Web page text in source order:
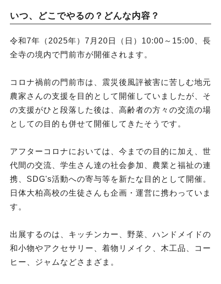
いつ、どこでやるの？どんな内容？
令和7年（2025年）7月20日（日）10:00～15:00、長
全寺の境内で門前市が開催されます。
コロナ禍前の門前市は、震災後風評被害に苦しむ地元
農家さんの支援を目的として開催していましたが、そ
の支援がひと段落した後は、高齢者の方々の交流の場
としての目的も併せて開催してきたそうです。
アフターコロナにおいては、今までの目的に加え、世
代間の交流、学生さん達の社会参加、農業と福祉の連
携、SDG's活動への寄与等を新たな目的として開催。
日体大柏高校の生徒さんも企画・運営に携わっていま
す。
出展するのは、キッチンカー、野菜、ハンドメイドの
和小物やアクセサリー、着物リメイク、木工品、コー
ヒー、ジャムなどさまざま。